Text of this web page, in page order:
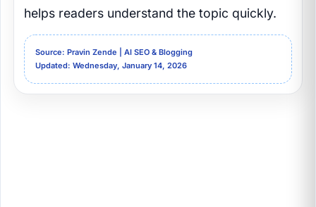
helps readers understand the topic quickly.
Source: Pravin Zende | AI SEO & Blogging
Updated: Wednesday, January 14, 2026